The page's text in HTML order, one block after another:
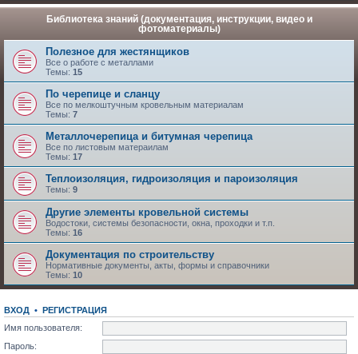
Библиотека знаний (документация, инструкции, видео и
фотоматериалы)
Полезное для жестянщиков
Все о работе с металлами
Темы: 15
По черепице и сланцу
Все по мелкоштучным кровельным материалам
Темы: 7
Металлочерепица и битумная черепица
Все по листовым матераилам
Темы: 17
Теплоизоляция, гидроизоляция и пароизоляция
Темы: 9
Другие элементы кровельной системы
Водостоки, системы безопасности, окна, проходки и т.п.
Темы: 16
Документация по строительству
Нормативные документы, акты, формы и справочники
Темы: 10
ВХОД • РЕГИСТРАЦИЯ
Имя пользователя:
Пароль: